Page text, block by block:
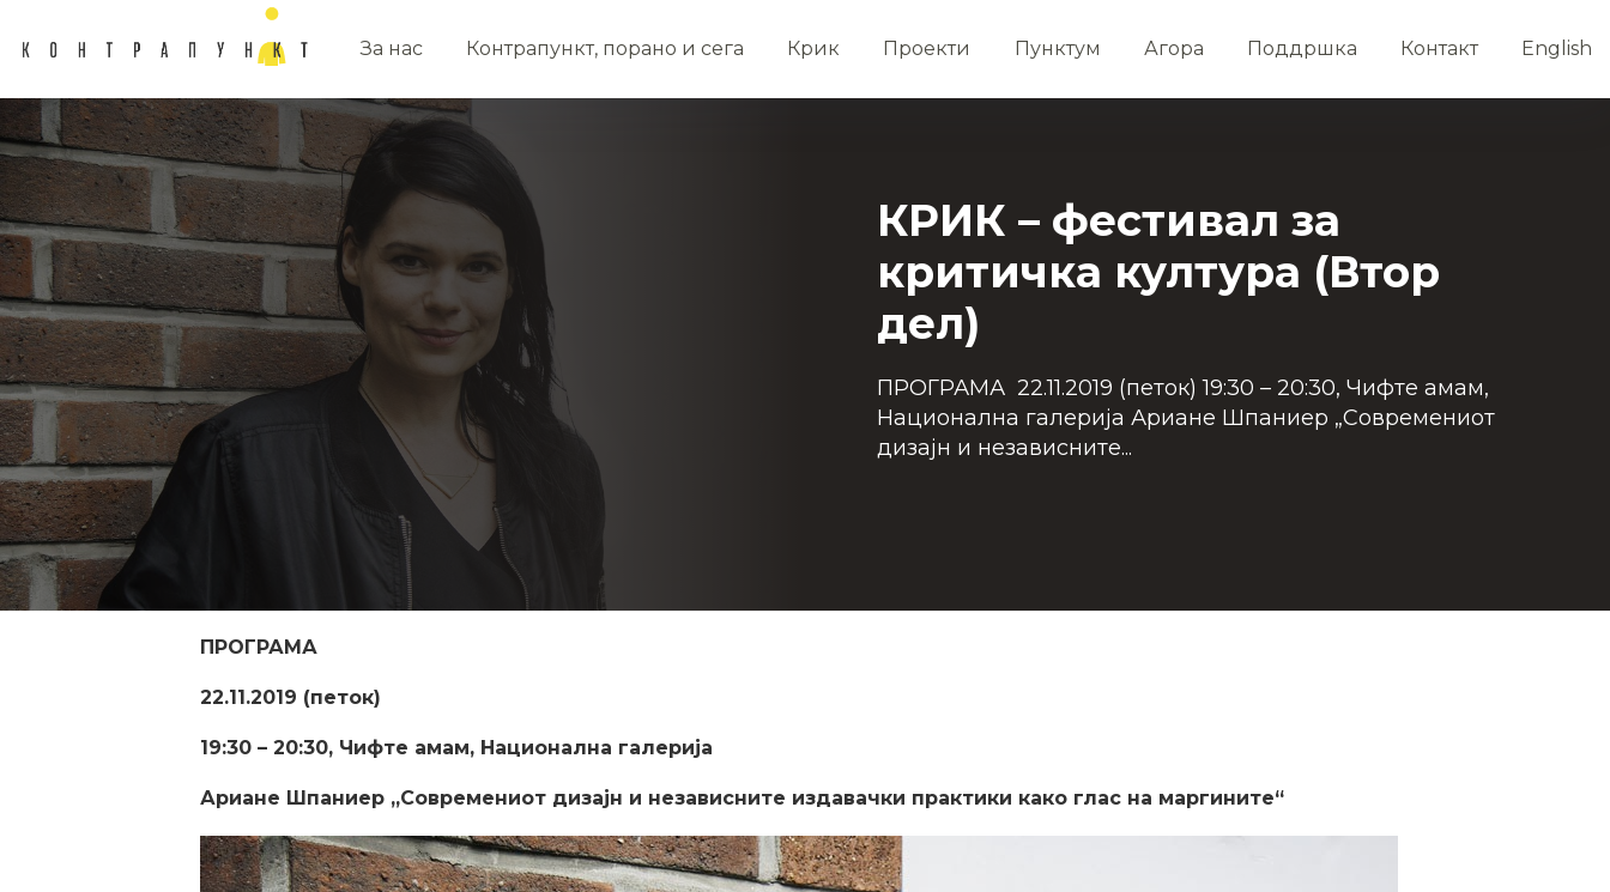
За нас Контрапункт, порано и сега Крик Проекти Пунктум Агора Поддршка Контакт English
КРИК – фестивал за
критичка култура (Втор
дел)
ПРОГРАМА 22.11.2019 (петок) 19:30 – 20:30, Чифте амам,
Национална галерија Ариане Шпаниер „Современиот
дизајн и независните...
ПРОГРАМА
22.11.2019 (петок)
19:30 – 20:30, Чифте амам, Национална галерија
Ариане Шпаниер „Современиот дизајн и независните издавачки практики како глас на маргините“